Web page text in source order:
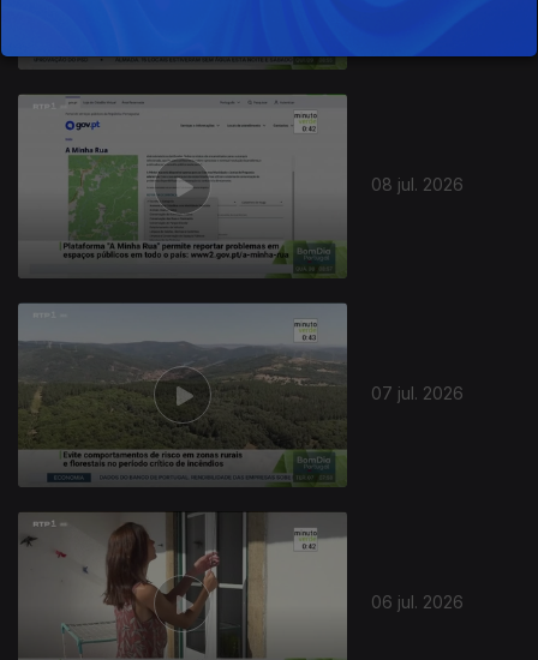
08 jul. 2026
07 jul. 2026
941061
06 jul. 2026